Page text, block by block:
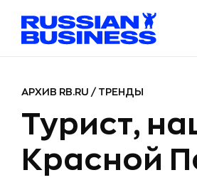
АРХИВ RB.RU / ТРЕНДЫ
Турист,
Красной